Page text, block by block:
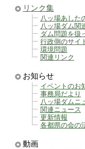
リンク集
八ッ場あした
八ッ場ダム関
ダム問題を扱
行政側のサイ
環境問題
関連リンク
お知らせ
イベントのお
事務局だより
八ッ場ダムニ
関連ニュース
更新情報
各都県の会の
動画